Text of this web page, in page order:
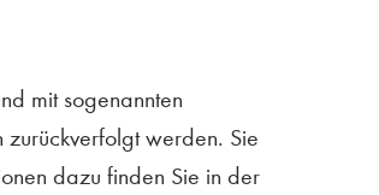
mit sogenannten
zurückverfolgt werden. Sie
dazu finden Sie in der